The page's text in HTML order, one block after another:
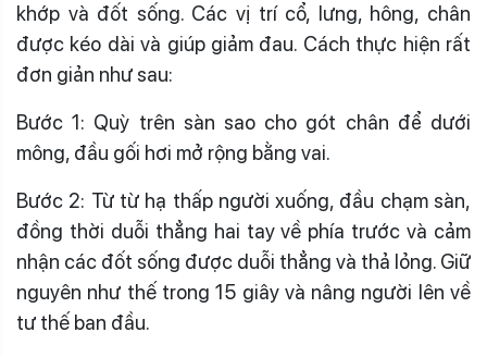
khớp và đốt sống. Các vị trí cổ, lưng, hông, chân
được kéo dài và giúp giảm đau. Cách thực hiện rất
đơn giản như sau:
Bước 1: Quỳ trên sàn sao cho gót chân để dưới
mông, đầu gối hơi mở rộng bằng vai.
Bước 2: Từ từ hạ thấp người xuống, đầu chạm sàn,
đồng thời duỗi thẳng hai tay về phía trước và cảm
nhận các đốt sống được duỗi thẳng và thả lỏng. Giữ
nguyên như thế trong 15 giây và nâng người lên về
tư thế ban đầu.